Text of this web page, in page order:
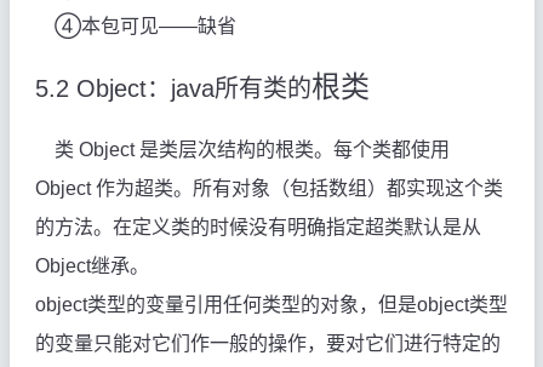
④本包可见――缺省
5.2 Object：java所有类的根类
类 Object 是类层次结构的根类。每个类都使用
Object 作为超类。所有对象（包括数组）都实现这个类
的方法。在定义类的时候没有明确指定超类默认是从
Object继承。
object类型的变量引用任何类型的对象，但是object类型
的变量只能对它们作一般的操作，要对它们进行特定的